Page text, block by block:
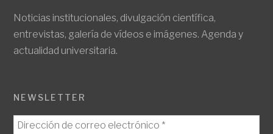
Noticias institucionales, divulgación científica,
entrevistas, galería de vídeos e imágenes. Agenda y
actualidad universitaria.
NEWSLETTER